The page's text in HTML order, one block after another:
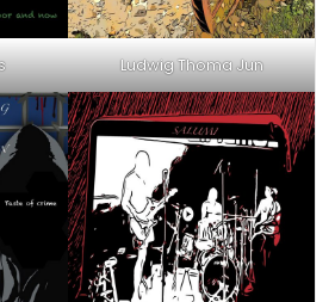
Ludwig Thoma Jun